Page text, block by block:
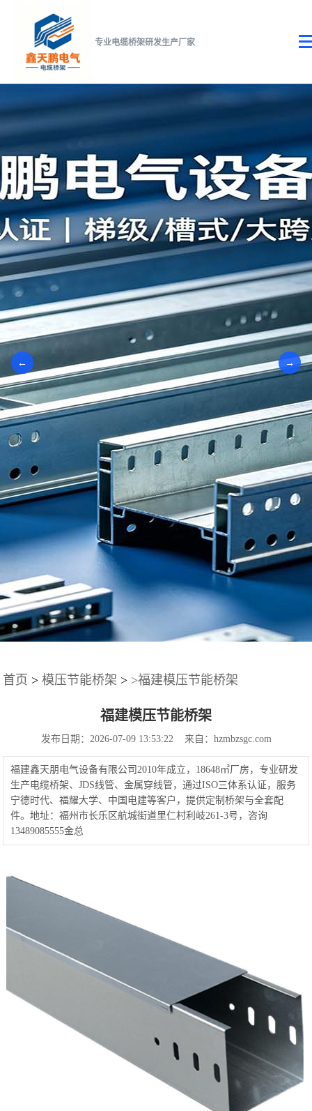
专业电缆桥架研发生产厂家
→
← →
首页 >模压节能桥架 > >福建模压节能桥架
福建模压节能桥架
发布日期：2026-07-09 13:53:22 来自：hzmbzsgc.com
福建鑫天朋电气设备有限公司2010年成立，18648㎡厂房，专业研发
生产电缆桥架、JDS线管、金属穿线管，通过ISO三体系认证，服务
宁德时代、福耀大学、中国电建等客户，提供定制桥架与全套配
件。地址：福州市长乐区航城街道里仁村利岐261-3号，咨询
13489085555金总